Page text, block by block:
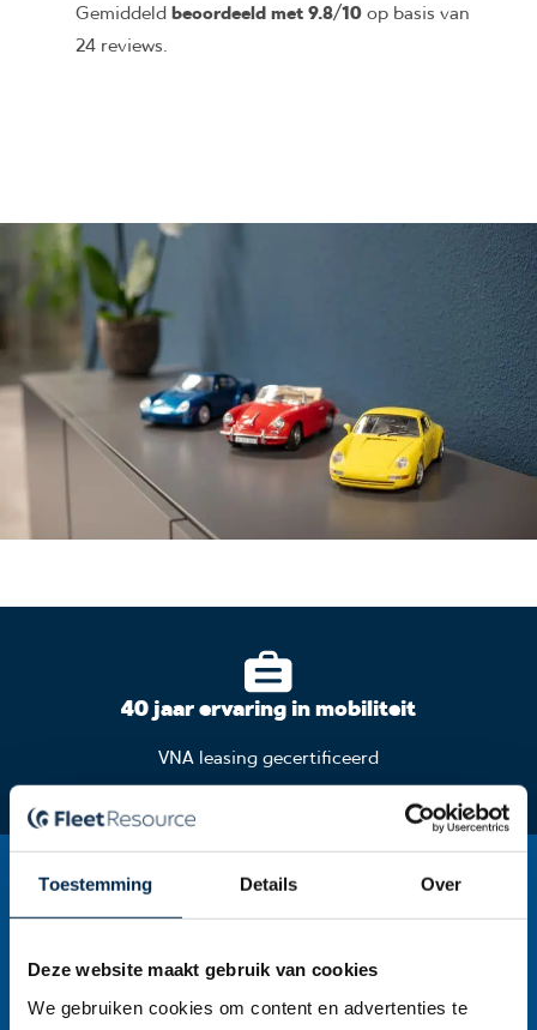
Toestemming Details Over
Deze website maakt gebruik van cookies
We gebruiken cookies om content en advertenties te
Gemiddeldbeoordeeld met 9.8/10op basis van
24 reviews.
40 jaar ervaring in mobiliteit
VNA leasing gecertificeerd
Ook tijdens de looptijd